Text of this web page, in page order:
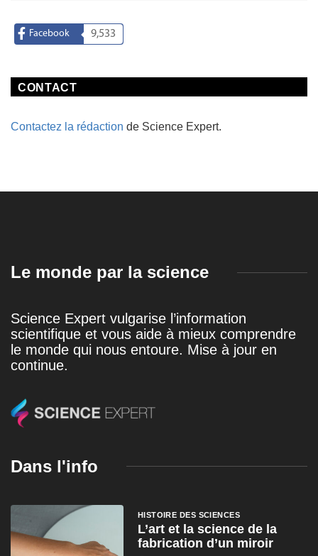
Facebook 9,533
CONTACT
Contactez la rédaction de Science Expert.
Le monde par la science
Science Expert vulgarise l’information
scientifique et vous aide à mieux comprendre
le monde qui nous entoure. Mise à jour en
continue.
Dans l'info
HISTOIRE DES SCIENCES
L’art et la science de la
fabrication d’un miroir